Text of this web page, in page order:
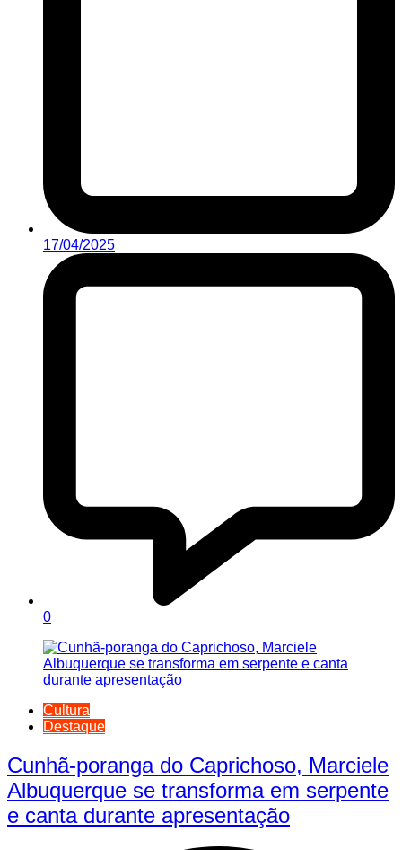
17/04/2025
0
Cultura
Destaque
Cunhã-poranga do Caprichoso, Marciele
Albuquerque se transforma em serpente
e canta durante apresentação